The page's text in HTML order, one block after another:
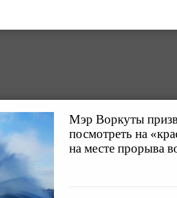
Мэр Воркуты
посмотреть на
на месте прорыва